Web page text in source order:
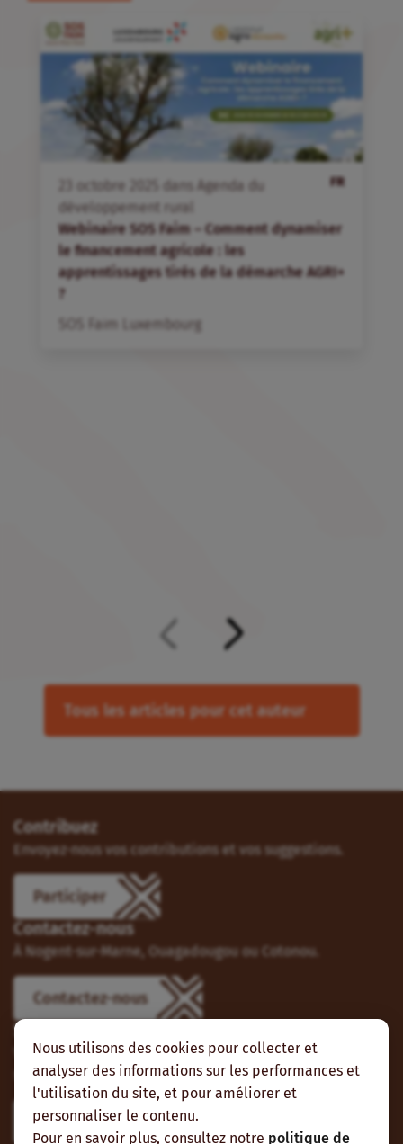
Nous utilisons des cookies pour collecter et
analyser des informations sur les performances et
l'utilisation du site, et pour améliorer et
personnaliser le contenu.
Pour en savoir plus, consultez notre politique de
FR
octobre dans
Agenda du
développement rural
Webinaire SOS Faim – Comment dynamiser
le financement agricole : les
apprentissages tirés de la démarche AGRI+
?
SOS Faim Luxembourg
Tous les articles pour cet auteur
Contribuez
Envoyez-nous vos contributions et vos suggestions.
Participer
Contactez-nous
À Nogent-sur-Marne, Ouagadougou ou Cotonou.
Contactez-nous
Suivez-nous
Vous pouvez aussi vous abonner à nos flux RSS et nous
suivre sur les réseaux sociaux.